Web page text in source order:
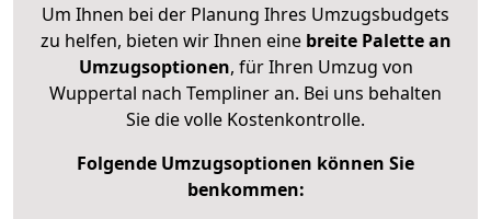
Um Ihnen bei der Planung Ihres Umzugsbudgets
zu helfen, bieten wir Ihnen eine breite Palette an
Umzugsoptionen, für Ihren Umzug von
Wuppertal nach Templiner an. Bei uns behalten
Sie die volle Kostenkontrolle.
Folgende Umzugsoptionen können Sie
benkommen: